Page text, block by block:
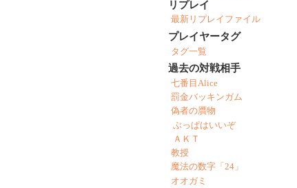
リプレイ
最新リプレイファイル
プレイヤータグ
タグ一覧
過去の対戦相手
七番目Alice
罰金バッキンガム
偽者の贋物
ぶっぱはいいぞ
ＡＫＴ
教授
魔法の数字「24」
オオガミ